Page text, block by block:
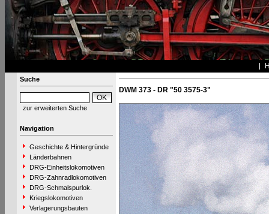
Suche
zur erweiterten Suche
Navigation
Geschichte & Hintergründe
Länderbahnen
DRG-Einheitslokomotiven
DRG-Zahnradlokomotiven
DRG-Schmalspurlok.
Kriegslokomotiven
Verlagerungsbauten
DWM 373 - DR "50 3575-3"